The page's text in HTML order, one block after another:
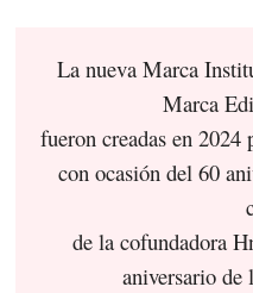
La nueva Marca
Marca
fueron creadas en 2024
con ocasión del 60
de la cofundadora
aniversario de